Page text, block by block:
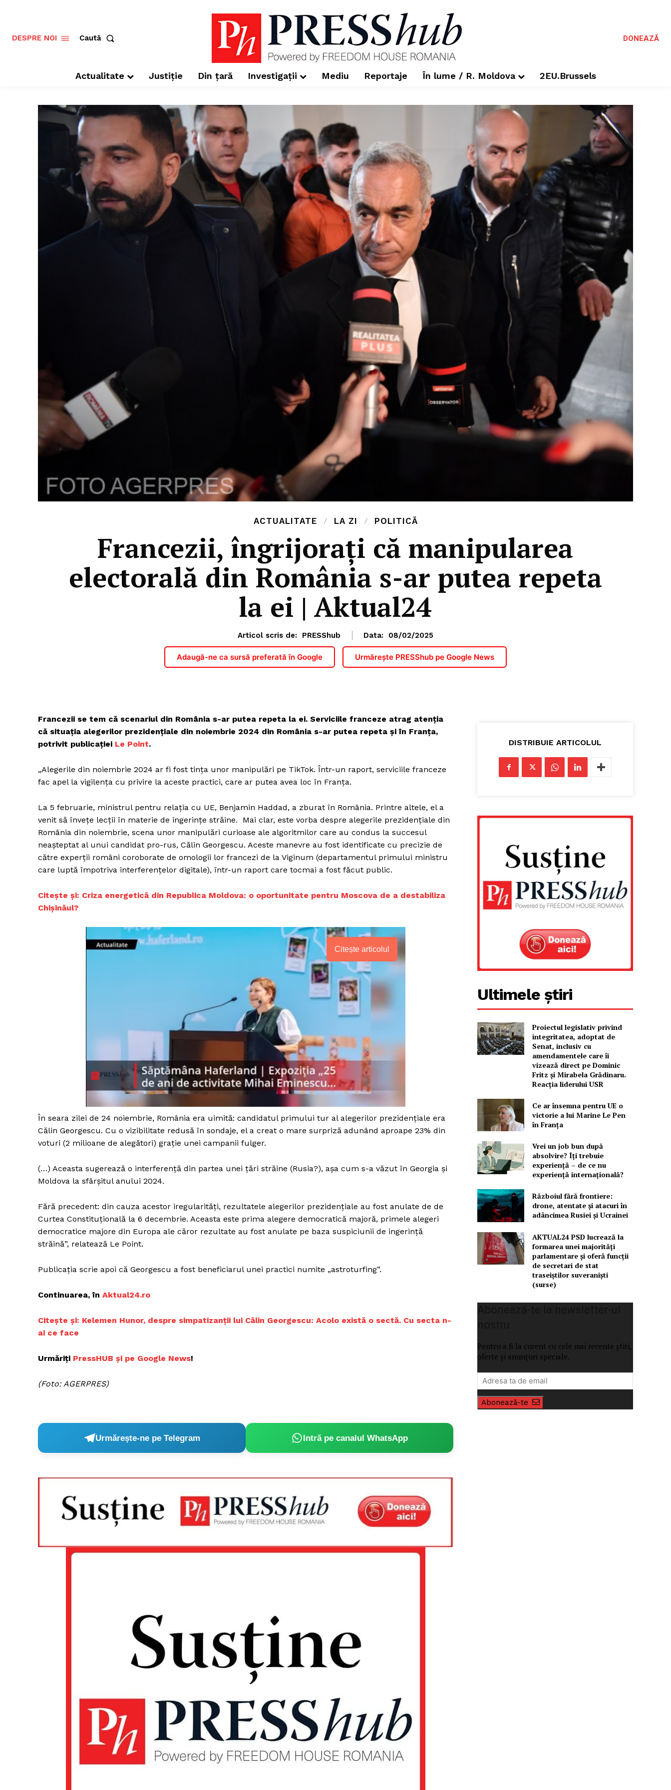
Un proiect
FREEDOM HOUSE
PRESShub
Despre noi / Echipa
Proiecte editoriale
DESPRE NOI Caută DONEAZĂ
Actualitate Justiție Din țară Investigații Mediu Reportaje În lume / R. Moldova 2EU.Brussels
ACTUALITATE LA ZI POLITICĂ
Francezii, îngrijorați că manipularea
electorală din România s-ar putea repeta
la ei | Aktual24
Articol scris de: PRESShub Data: 08/02/2025
Adaugă-ne ca sursă preferată în Google Urmărește PRESShub pe Google News
Francezii se tem că scenariul din România s-ar putea repeta la ei. Serviciile franceze atrag atenția
că situația alegerilor prezidențiale din noiembrie 2024 din România s-ar putea repeta și în Franța,
potrivit publicației Le Point.
„Alegerile din noiembrie 2024 ar fi fost tința unor manipulări pe TikTok. Într-un raport, serviciile franceze
fac apel la vigilența cu privire la aceste practici, care ar putea avea loc în Franța.
La 5 februarie, ministrul pentru relația cu UE, Benjamin Haddad, a zburat în România. Printre altele, el a
venit să învețe lecții în materie de ingerințe străine. Mai clar, este vorba despre alegerile prezidențiale din
România din noiembrie, scena unor manipulări curioase ale algoritmilor care au condus la succesul
neașteptat al unui candidat pro-rus, Călin Georgescu. Aceste manevre au fost identificate cu precizie de
către experții români coroborate de omologii lor francezi de la Viginum (departamentul primului ministru
care luptă împotriva interferențelor digitale), într-un raport care tocmai a fost făcut public.
Citește și: Criza energetică din Republica Moldova: o oportunitate pentru Moscova de a destabiliza
Chișinăul?
Citește articolul
În seara zilei de 24 noiembrie, România era uimită: candidatul primului tur al alegerilor prezidențiale era
Călin Georgescu. Cu o vizibilitate redusă în sondaje, el a creat o mare surpriză adunând aproape 23% din
voturi (2 milioane de alegători) grație unei campanii fulger.
(…) Aceasta sugerează o interferență din partea unei țări străine (Rusia?), așa cum s-a văzut în Georgia și
Moldova la sfârșitul anului 2024.
Fără precedent: din cauza acestor iregularități, rezultatele alegerilor prezidențiale au fost anulate de de
Curtea Constituțională la 6 decembrie. Aceasta este prima alegere democratică majoră, primele alegeri
democratice majore din Europa ale căror rezultate au fost anulate pe baza suspiciunii de ingerință
străină”, relatează Le Point.
Publicația scrie apoi că Georgescu a fost beneficiarul unei practici numite „astroturfing”.
Continuarea, în Aktual24.ro
Citește și: Kelemen Hunor, despre simpatizanții lui Călin Georgescu: Acolo există o sectă. Cu secta n-
ai ce face
Urmăriți PressHUB și pe Google News!
(Foto: AGERPRES)
Urmărește-ne pe Telegram Intră pe canalul WhatsApp
DISTRIBUIE ARTICOLUL
Ultimele știri
Proiectul legislativ privind
integritatea, adoptat de
Senat, inclusiv cu
amendamentele care îi
vizează direct pe Dominic
Fritz și Mirabela Grădinaru.
Reacția liderului USR
Ce ar însemna pentru UE o
victorie a lui Marine Le Pen
în Franța
Vrei un job bun după
absolvire? Îți trebuie
experiență – de ce nu
experiență internațională?
Războiul fără frontiere:
drone, atentate și atacuri în
adâncimea Rusiei și Ucrainei
AKTUAL24 PSD lucrează la
formarea unei majorităţi
parlamentare și oferă funcții
de secretari de stat
traseiștilor suveraniști
(surse)
Pentru a fi la curent cu cele mai recente știri,
oferte și anunțuri speciale.
Abonează-te